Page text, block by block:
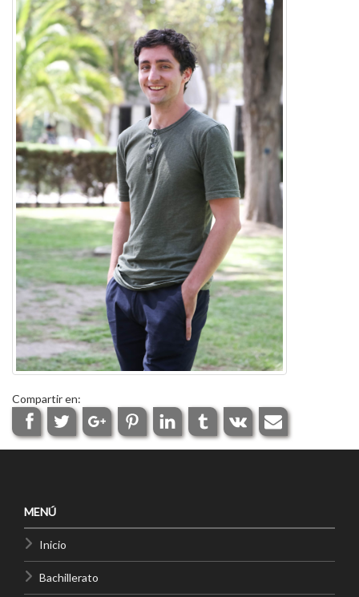
Compartir en:
MENÚ
Inicio
Bachillerato